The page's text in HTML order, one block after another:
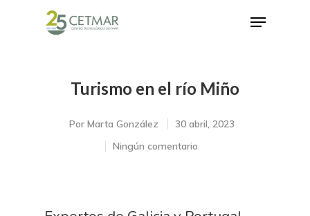
Hit enter to search or ESC to close
Turismo en el río Miño
Por Marta González
30 abril, 2023
Ningún comentario